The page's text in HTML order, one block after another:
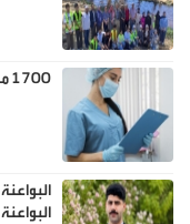
1700 ممرض أردني يتقدمون للعمل في إيطاليا
البواعنة